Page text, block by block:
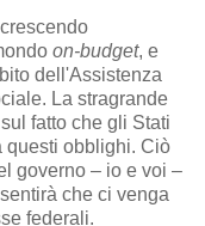
on-budget, e
dell'Assistenza
La stragrande
fatto che gli Stati
questi obblighi. Ciò
governo – io e voi –
che ci venga
federali.